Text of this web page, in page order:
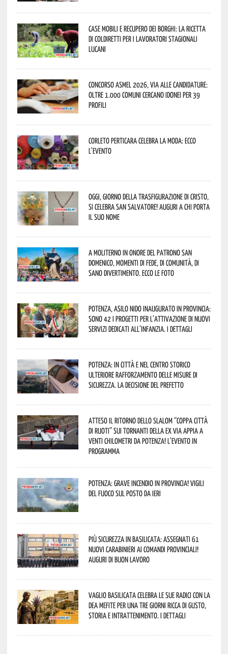
Case mobili e recupero dei borghi: la ricetta
di Coldiretti per i lavoratori stagionali
lucani
Concorso Asmel 2026, via alle candidature:
oltre 1.000 Comuni cercano idonei per 39
profili
Corleto Perticara celebra la moda: ecco
l’evento
Oggi, giorno della Trasfigurazione di Cristo,
si celebra San Salvatore! Auguri a chi porta
il suo nome
A Moliterno in onore del Patrono San
Domenico, momenti di fede, di comunità, di
sano divertimento. Ecco le foto
Potenza, asilo nido inaugurato in provincia:
sono 42 i progetti per l’attivazione di nuovi
servizi dedicati all’infanzia. I dettagli
Potenza: in città e nel centro storico
ulteriore rafforzamento delle misure di
sicurezza. La decisione del Prefetto
Atteso il ritorno dello slalom “Coppa Città
di Ruoti” sui tornanti della ex via Appia a
venti chilometri da Potenza! L’evento in
programma
Potenza: grave incendio in Provincia! Vigili
del fuoco sul posto da ieri
Più sicurezza in Basilicata: assegnati 61
nuovi Carabinieri ai Comandi provinciali!
Auguri di buon lavoro
Vaglio Basilicata celebra le sue radici con la
Dea Mefite per una tre giorni ricca di gusto,
storia e intrattenimento. I dettagli